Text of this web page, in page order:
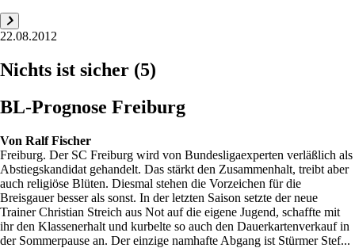
22.08.2012
Nichts ist sicher (5)
BL-Prognose Freiburg
Von Ralf Fischer
Freiburg. Der SC Freiburg wird von Bundesligaexperten verläßlich als
Abstiegskandidat gehandelt. Das stärkt den Zusammenhalt, treibt aber
auch religiöse Blüten. Diesmal stehen die Vorzeichen für die
Breisgauer besser als sonst. In der letzten Saison setzte der neue
Trainer Christian Streich aus Not auf die eigene Jugend, schaffte mit
ihr den Klassenerhalt und kurbelte so auch den Dauerkartenverkauf in
der Sommerpause an. Der einzige namhafte Abgang ist Stürmer Stef...